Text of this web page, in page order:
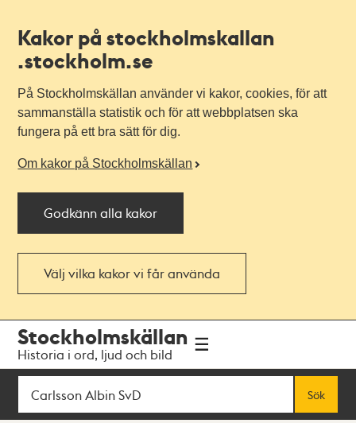
Kakor på stockholmskallan
.stockholm.se
På Stockholmskällan använder vi kakor, cookies, för att
sammanställa statistik och för att webbplatsen ska
fungera på ett bra sätt för dig.
Om kakor på Stockholmskällan
Godkänn alla kakor
Välj vilka kakor vi får använda
navigationen
huvudinnehållet
Stockholmskällan
Historia i ord, ljud och bild
Sök
Sök